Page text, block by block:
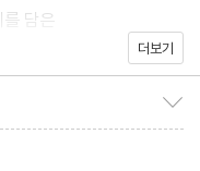
담은
더보기